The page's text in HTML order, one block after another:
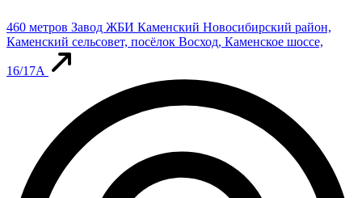
460 метров Завод ЖБИ Каменский Новосибирский район,
Каменский сельсовет, посёлок Восход, Каменское шоссе,
16/17А